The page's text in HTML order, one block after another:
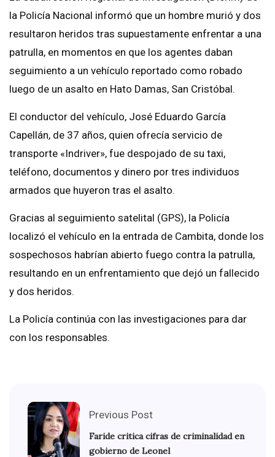
la Policía Nacional informó que un hombre murió y dos
resultaron heridos tras supuestamente enfrentar a una
patrulla, en momentos en que los agentes daban
seguimiento a un vehículo reportado como robado
luego de un asalto en Hato Damas, San Cristóbal.
El conductor del vehículo, José Eduardo García
Capellán, de 37 años, quien ofrecía servicio de
transporte «Indriver», fue despojado de su taxi,
teléfono, documentos y dinero por tres individuos
armados que huyeron tras el asalto.
Gracias al seguimiento satelital (GPS), la Policía
localizó el vehículo en la entrada de Cambita, donde los
sospechosos habrían abierto fuego contra la patrulla,
resultando en un enfrentamiento que dejó un fallecido
y dos heridos.
La Policía continúa con las investigaciones para dar
con los responsables.
Previous Post
Faride critica cifras de criminalidad en
gobierno de Leonel